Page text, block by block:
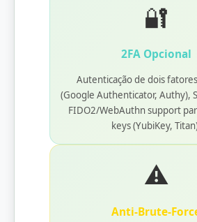
🔐
2FA Opcional
Autenticação de dois fatores
(Google Authenticator, Authy),
FIDO2/WebAuthn support
keys (YubiKey,
⚠️
Anti-Brute-